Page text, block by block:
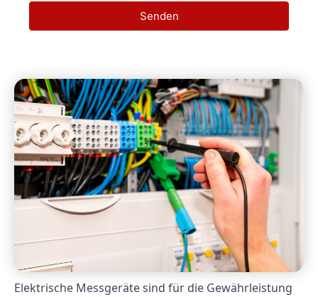
Senden
Elektrische Messgeräte sind für die Gewährleistung